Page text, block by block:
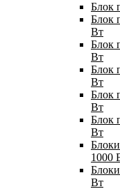
Блок
Блок
Вт
Блок
Вт
Блок
Вт
Блок
Вт
Блок
Вт
1000
Вт